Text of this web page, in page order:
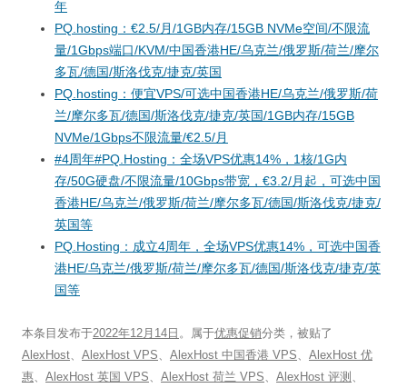
年
PQ.hosting：€2.5/月/1GB内存/15GB NVMe空间/不限流
量/1Gbps端口/KVM/中国香港HE/乌克兰/俄罗斯/荷兰/摩尔
多瓦/德国/斯洛伐克/捷克/英国
PQ.hosting：便宜VPS/可选中国香港HE/乌克兰/俄罗斯/荷
兰/摩尔多瓦/德国/斯洛伐克/捷克/英国/1GB内存/15GB
NVMe/1Gbps不限流量/€2.5/月
#4周年#PQ.Hosting：全场VPS优惠14%，1核/1G内
存/50G硬盘/不限流量/10Gbps带宽，€3.2/月起，可选中国
香港HE/乌克兰/俄罗斯/荷兰/摩尔多瓦/德国/斯洛伐克/捷克/
英国等
PQ.Hosting：成立4周年，全场VPS优惠14%，可选中国香
港HE/乌克兰/俄罗斯/荷兰/摩尔多瓦/德国/斯洛伐克/捷克/英
国等
本条目发布于2022年12月14日 。属于优惠促销分类，被贴了
AlexHost
AlexHost VPS AlexHost 中国香港 VPS
AlexHost 优
惠
AlexHost 英国 VPS AlexHost 荷兰 VPS AlexHost 评测